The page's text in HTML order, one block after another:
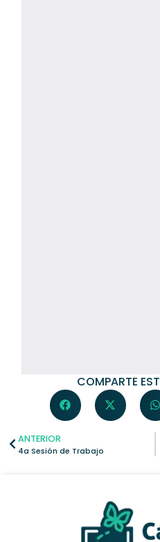
COMPARTE
ANTERIOR
4a Sesión de Trabajo